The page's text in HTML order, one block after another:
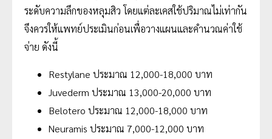
ระดับความลึกของหลุมสิว โดยแต่ละเคสใช้ปริมาณไม่เท่ากัน
จึงควรให้แพทย์ประเมินก่อนเพื่อวางแผนและคำนวณค่าใช้
จ่าย ดังนี้
Restylane ประมาณ 12,000-18,000 บาท
Juvederm ประมาณ 13,000-20,000 บาท
Belotero ประมาณ 12,000-18,000 บาท
Neuramis ประมาณ 7,000-12,000 บาท